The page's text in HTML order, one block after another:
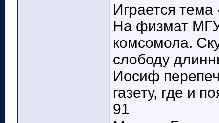
Играется тема
На физмат МГУ
комсомола.
слободу
Иосиф
газету, где и
91